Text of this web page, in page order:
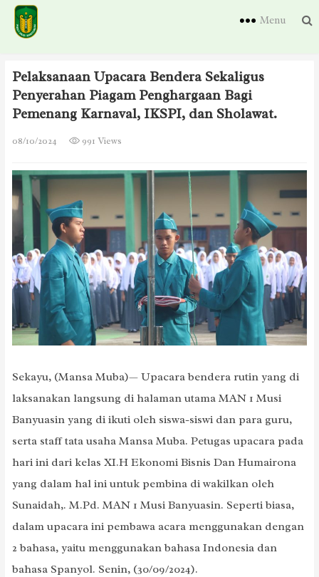
Menu
Pelaksanaan Upacara Bendera Sekaligus
Penyerahan Piagam Penghargaan Bagi
Pemenang Karnaval, IKSPI, dan Sholawat.
08/10/2024 991 Views
Sekayu, (Mansa Muba)— Upacara bendera rutin yang di
laksanakan langsung di halaman utama MAN 1 Musi
Banyuasin yang di ikuti oleh siswa-siswi dan para guru,
serta staff tata usaha Mansa Muba. Petugas upacara pada
hari ini dari kelas XI.H Ekonomi Bisnis Dan Humairona
yang dalam hal ini untuk pembina di wakilkan oleh
Sunaidah,. M.Pd. MAN 1 Musi Banyuasin. Seperti biasa,
dalam upacara ini pembawa acara menggunakan dengan
2 bahasa, yaitu menggunakan bahasa Indonesia dan
bahasa Spanyol. Senin, (30/09/2024).